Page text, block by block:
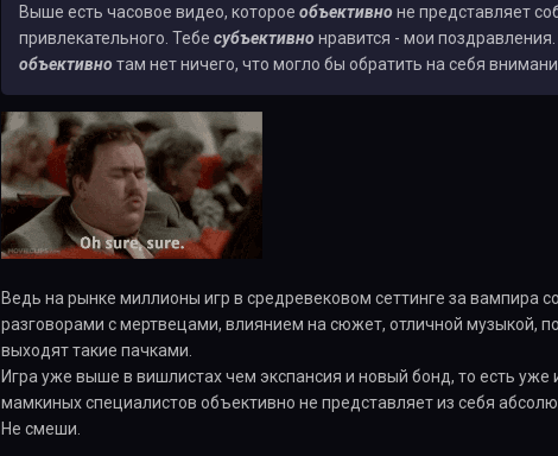
Выше есть часовое видео, которое объективноне представляет
привлекательного. Тебе субъективнонравится - мои
объективнотам нет ничего, что могло бы обратить на себя
Ведь на рынке миллионы игр в средревековом сеттинге за вампира
разговорами с мертвецами, влиянием на сюжет, отличной музыкой,
выходят такие пачками.
Игра уже выше в вишлистах чем экспансия и новый бонд, то есть
мамкиных специалистов объективно не представляет из себя
Не смеши.